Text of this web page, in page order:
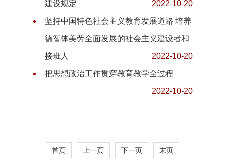
建设规定 2022-10-20
坚持中国特色社会主义教育发展道路 培养
德智体美劳全面发展的社会主义建设者和
接班人 2022-10-20
把思想政治工作贯穿教育教学全过程
2022-10-20
首页 上一页 下一页 末页